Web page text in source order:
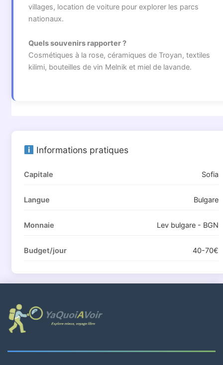
villages, location de voiture pour explorer les parcs
nationaux.
Quels souvenirs rapporter ?
Cosmétiques à la rose, céramiques de Troyan, textiles
kilimi, bouteilles de vin Melnik et miel de lavande.
Informations pratiques
Capitale Sofia
Langue Bulgare
Monnaie Lev bulgare - BGN
Budget/jour 40-70€